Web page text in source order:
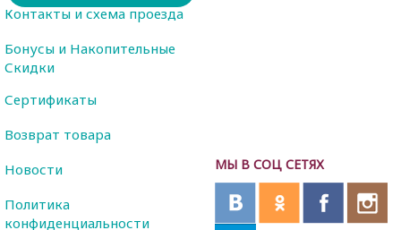
МЫ В СОЦ СЕТЯХ
Контакты и схема проезда
Бонусы и Накопительные
Скидки
Сертификаты
Возврат товара
Новости
Политика
конфиденциальности